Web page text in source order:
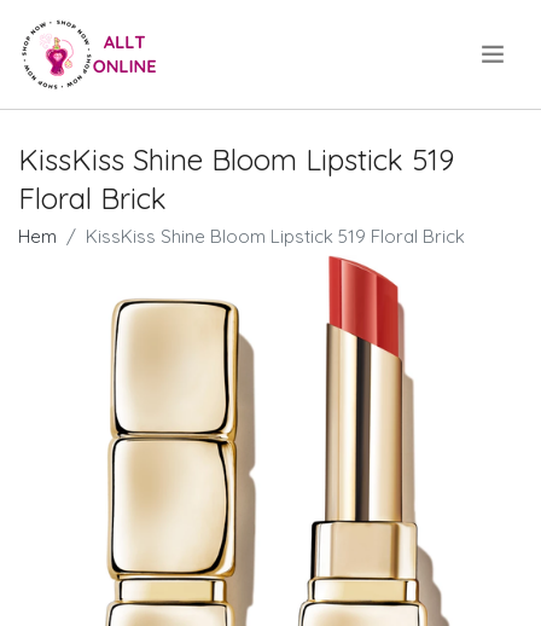
KissKiss Shine Bloom Lipstick 519
Floral Brick
Hem KissKiss Shine Bloom Lipstick 519 Floral Brick